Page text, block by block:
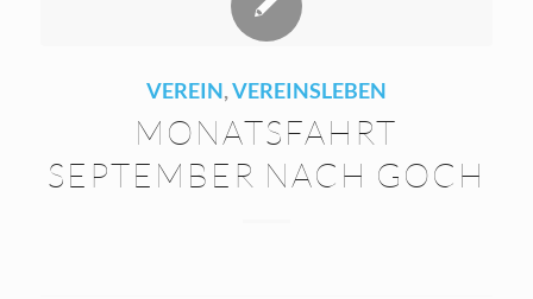
VEREIN,VEREINSLEBEN
MONATSFAHRT
SEPTEMBER NACH GOCH